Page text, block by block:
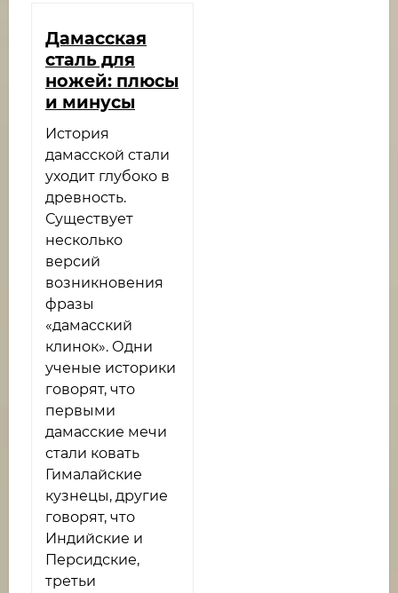
Дамасская
сталь для
ножей: плюсы
и минусы
История
дамасской стали
уходит глубоко в
древность.
Существует
несколько
версий
возникновения
фразы
«дамасский
клинок». Одни
ученые историки
говорят, что
первыми
дамасские мечи
стали ковать
Гималайские
кузнецы, другие
говорят, что
Индийские и
Персидские,
третьи